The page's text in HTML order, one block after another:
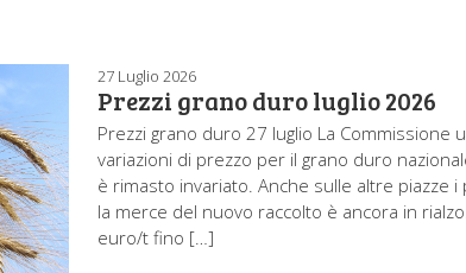
27 Luglio 2026
Prezzi grano duro luglio 2026
Prezzi grano duro 27 luglio La Commissione
variazioni di prezzo per il grano duro
è rimasto invariato. Anche sulle altre piazze
la merce del nuovo raccolto è ancora in
euro/t fino […]